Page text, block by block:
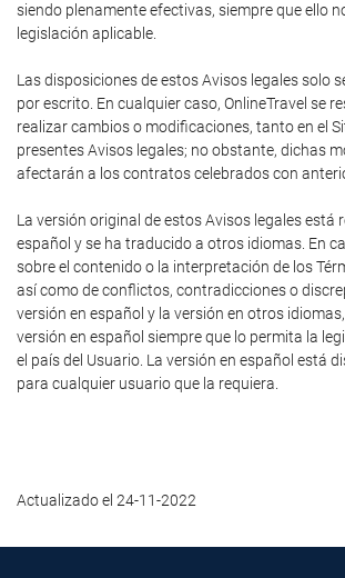
siendo plenamente efectivas, siempre que ello
legislación aplicable.
Las disposiciones de estos Avisos legales solo
por escrito. En cualquier caso, OnlineTravel se
realizar cambios o modificaciones, tanto en el
presentes Avisos legales; no obstante, dichas
afectarán a los contratos celebrados con
La versión original de estos Avisos legales está
español y se ha traducido a otros idiomas. En
sobre el contenido o la interpretación de los
así como de conflictos, contradicciones o
versión en español y la versión en otros
versión en español siempre que lo permita la
el país del Usuario. La versión en español está
para cualquier usuario que la requiera.
Actualizado el 24-11-2022